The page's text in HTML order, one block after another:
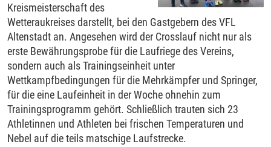
Kreismeisterschaft des
Wetteraukreises darstellt, bei den Gastgebern des VFL
Altenstadt an. Angesehen wird der Crosslauf nicht nur als
erste Bewährungsprobe für die Laufriege des Vereins,
sondern auch als Trainingseinheit unter
Wettkampfbedingungen für die Mehrkämpfer und Springer,
für die eine Laufeinheit in der Woche ohnehin zum
Trainingsprogramm gehört. Schließlich trauten sich 23
Athletinnen und Athleten bei frischen Temperaturen und
Nebel auf die teils matschige Laufstrecke.